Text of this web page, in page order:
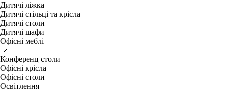
Дитячі ліжка
Дитячі стільці та крісла
Дитячі столи
Дитячі шафи
Офісні меблі
Конференц столи
Офісні крісла
Офісні столи
Освітлення